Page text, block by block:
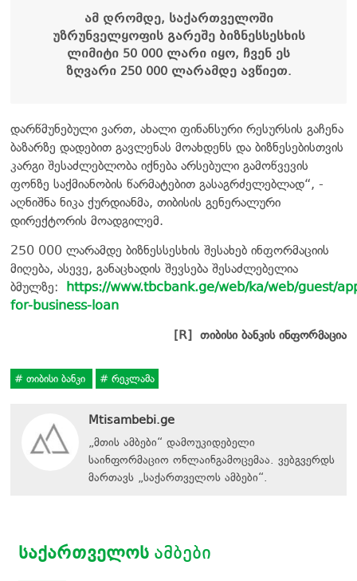
ამ დრომდე, საქართველოში
უზრუნველყოფის გარეშე ბიზნესსესხის
ლიმიტი 50 000 ლარი იყო, ჩვენ ეს
ზღვარი 250 000 ლარამდე ავწიეთ.
დარწმუნებული ვართ, ახალი ფინანსური რესურსის გაჩენა
ბაზარზე დადებით გავლენას მოახდენს და ბიზნესებისთვის
კარგი შესაძლებლობა იქნება არსებული გამოწვევის
ფონზე საქმიანობის წარმატებით გასაგრძელებლად“, -
აღნიშნა ნიკა ქურდიანმა, თიბისის გენერალური
დირექტორის მოადგილემ.
250 000 ლარამდე ბიზნესსესხის შესახებ ინფორმაციის
მიღება, ასევე, განაცხადის შევსება შესაძლებელია
ბმულზე:
https://www.tbcbank.ge/web/ka/web/guest/
for-business-loan
[R] თიბისი ბანკის ინფორმაცია
თიბისი ბანკი რეკლამა
Mtisambebi.ge
„მთის ამბები“ დამოუკიდებელი
საინფორმაციო ონლაინგამოცემაა. ვებგვერდს
მართავს „საქართველოს ამბები“.
ᲡᲐᲥᲐᲠᲗᲕᲔᲚᲝᲡ ᲐᲛᲑᲔᲑᲘ